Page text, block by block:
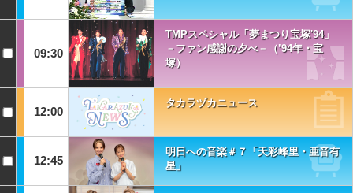
09:30
TMPスペシャル「夢まつり宝塚'94」
－ファン感謝の夕べ－（’94年・宝
塚）
12:00
タカラヅカニュース
12:45
明日への音楽＃７「天彩峰里・亜音有
星」